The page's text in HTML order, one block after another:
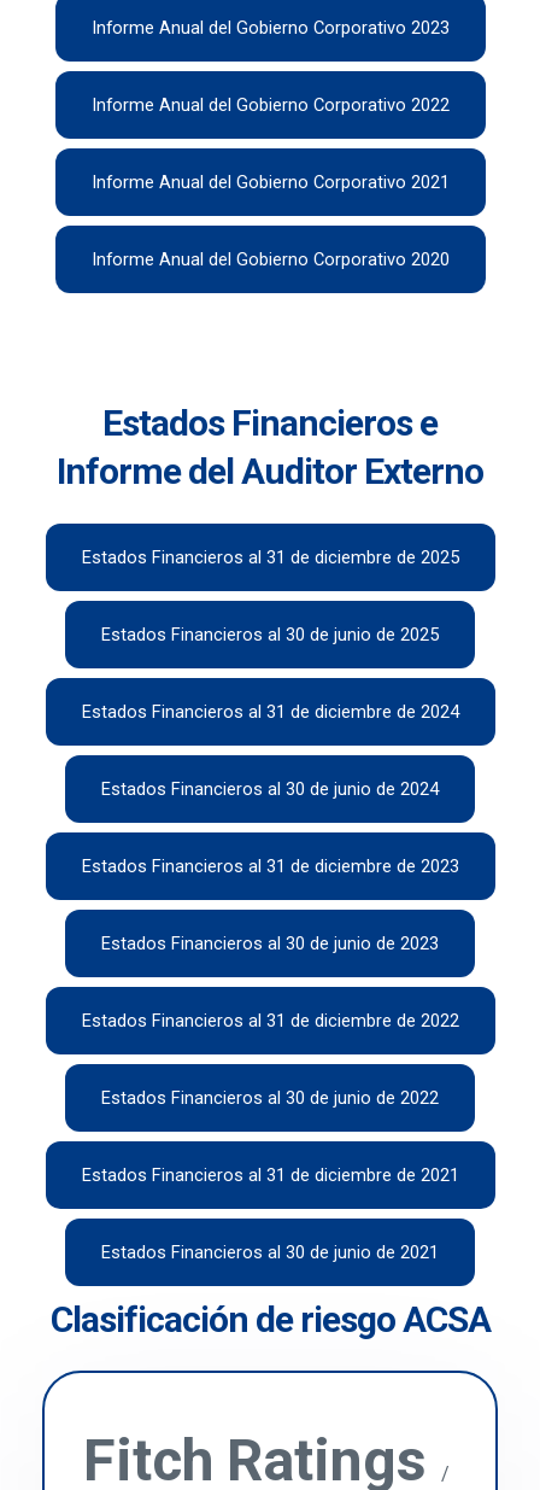
Informe Anual del Gobierno Corporativo 2023
Informe Anual del Gobierno Corporativo 2022
Informe Anual del Gobierno Corporativo 2021
Informe Anual del Gobierno Corporativo 2020
Estados Financieros e
Informe del Auditor Externo
Estados Financieros al 31 de diciembre de 2025
Estados Financieros al 30 de junio de 2025
Estados Financieros al 31 de diciembre de 2024
Estados Financieros al 30 de junio de 2024
Estados Financieros al 31 de diciembre de 2023
Estados Financieros al 30 de junio de 2023
Estados Financieros al 31 de diciembre de 2022
Estados Financieros al 30 de junio de 2022
Estados Financieros al 31 de diciembre de 2021
Estados Financieros al 30 de junio de 2021
Clasificación de riesgo ACSA
Fitch Ratings /